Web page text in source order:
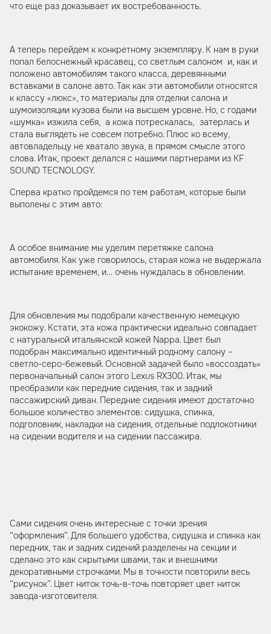
что еще раз доказывает их востребованность.
А теперь перейдем к конкретному экземпляру. К нам в руки
попал белоснежный красавец, со светлым салоном и, как и
положено автомобилям такого класса, деревянными
вставками в салоне авто. Так как эти автомобили относятся
к классу «люкс», то материалы для отделки салона и
шумоизоляции кузова были на высшем уровне. Но, с годами
«шумка» изжила себя, а кожа потрескалась, затерлась и
стала выглядеть не совсем потребно. Плюс ко всему,
автовладельцу не хватало звука, в прямом смысле этого
слова. Итак, проект делался с нашими партнерами из KF
SOUND TECNOLOGY.
Сперва кратко пройдемся по тем работам, которые были
выполены с этим авто:
А особое внимание мы уделим перетяжке салона
автомобиля. Как уже говорилось, старая кожа не выдержала
испытание временем, и… очень нуждалась в обновлении.
Для обновления мы подобрали качественную немецкую
экокожу. Кстати, эта кожа практически идеально совпадает
с натуральной итальянской кожей Nappa. Цвет был
подобран максимально идентичный родному салону –
светло-серо-бежевый. Основной задачей было «воссоздать»
первоначальный салон этого Lexus RX300. Итак, мы
преобразили как передние сидения, так и задний
пассажирский диван. Передние сидения имеют достаточно
большое количество элементов: сидушка, спинка,
подголовник, накладки на сидения, отдельные подлокотники
на сидении водителя и на сидении пассажира.
Сами сидения очень интересные с точки зрения
“оформления”. Для большего удобства, сидушка и спинка как
передних, так и задних сидений разделены на секции и
сделано это как скрытыми швами, так и внешними
декоративными строчками. Мы в точности повторили весь
“рисунок”. Цвет ниток точь-в-точь повторяет цвет ниток
завода-изготовителя.